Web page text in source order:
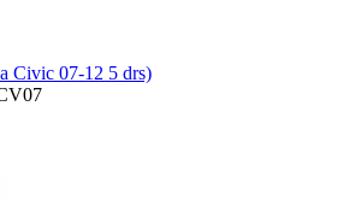
Civic 07-12 5 drs)